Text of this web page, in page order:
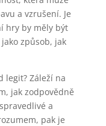
a vzrušení. Je
hry by měly být
způsob, jak
legit? Záleží na
jak zodpovědně
a
pak je